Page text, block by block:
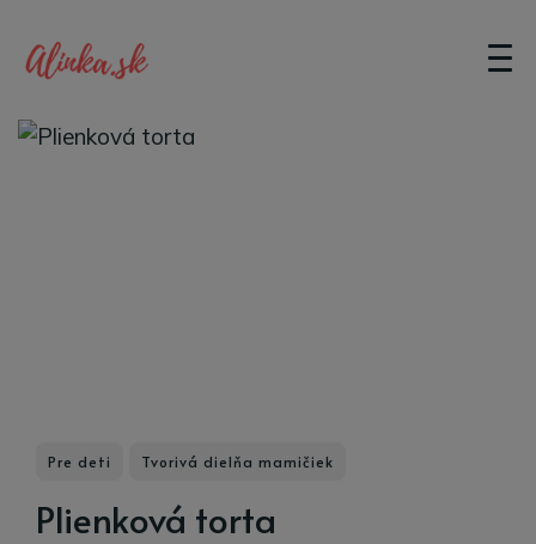
Pre deti Tvorivá dielňa mamičiek
Plienková torta